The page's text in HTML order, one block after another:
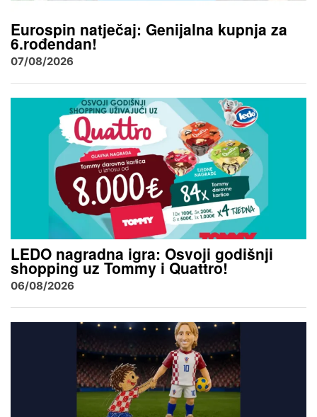
Eurospin natječaj: Genijalna kupnja za
6.rođendan!
07/08/2026
LEDO nagradna igra: Osvoji godišnji
shopping uz Tommy i Quattro!
06/08/2026